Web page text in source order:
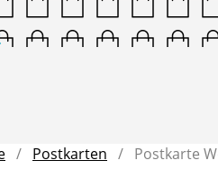
/ Postkarten / Postkarte